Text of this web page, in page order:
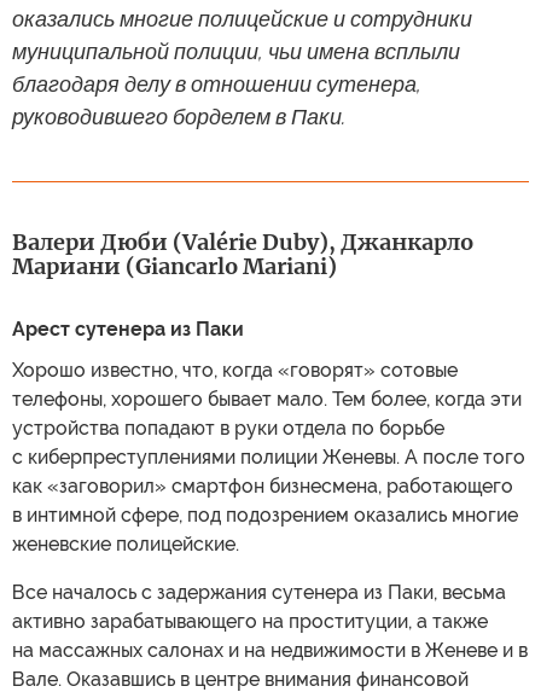
оказались многие полицейские и сотрудники
муниципальной полиции, чьи имена всплыли
благодаря делу в отношении сутенера,
руководившего борделем в Паки.
Валери Дюби (Valérie Duby), Джанкарло
Мариани (Giancarlo Mariani)
Арест сутенера из Паки
Хорошо известно, что, когда «говорят» сотовые
телефоны, хорошего бывает мало. Тем более, когда эти
устройства попадают в руки отдела по борьбе
с киберпреступлениями полиции Женевы. А после того
как «заговорил» смартфон бизнесмена, работающего
в интимной сфере, под подозрением оказались многие
женевские полицейские.
Все началось с задержания сутенера из Паки, весьма
активно зарабатывающего на проституции, а также
на массажных салонах и на недвижимости в Женеве и в
Вале. Оказавшись в центре внимания финансовой